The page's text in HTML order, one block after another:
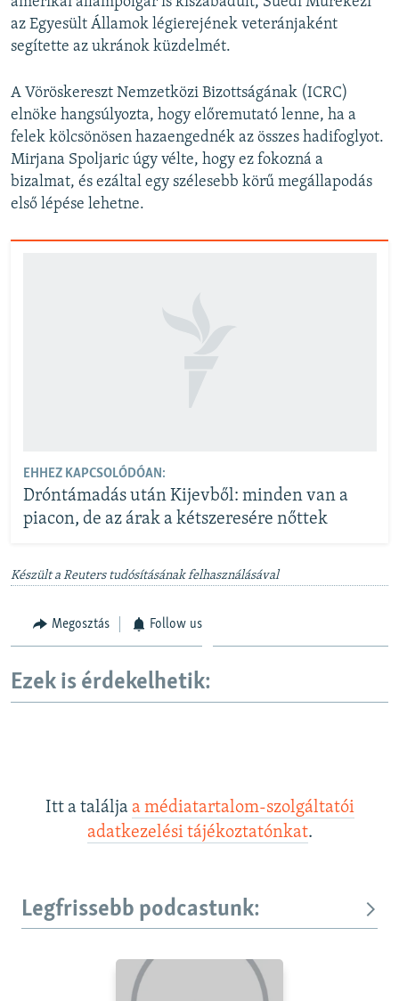
az Egyesült Államok légierejének veteránjaként
segítette az ukránok küzdelmét.
A Vöröskereszt Nemzetközi Bizottságának (ICRC)
elnöke hangsúlyozta, hogy előremutató lenne, ha a
felek kölcsönösen hazaengednék az összes hadifoglyot.
Mirjana Spoljaric úgy vélte, hogy ez fokozná a
bizalmat, és ezáltal egy szélesebb körű megállapodás
első lépése lehetne.
EHHEZ KAPCSOLÓDÓAN:
Dróntámadás után Kijevből: minden van a
piacon, de az árak a kétszeresére nőttek
Készült a Reuters tudósításának felhasználásával
Megosztás Follow us
Ezek is érdekelhetik:
Itt a találja a médiatartalom-szolgáltatói
adatkezelési tájékoztatónkat.
Legfrissebb podcastunk: